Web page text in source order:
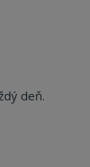
deň.